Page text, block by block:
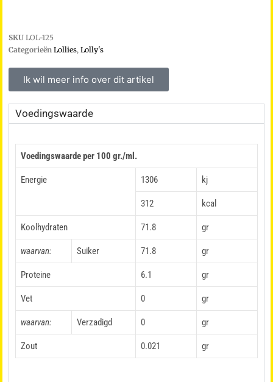
SKU LOL-125
Categorieën Lollies, Lolly's
Ik wil meer info over dit artikel
Voedingswaarde
Voedingswaarde per 100 gr./ml.
Energie 1306 kj
312 kcal
Koolhydraten 71.8 gr
waarvan: Suiker 71.8 gr
Proteine 6.1 gr
Vet 0 gr
waarvan: Verzadigd 0 gr
Zout 0.021 gr